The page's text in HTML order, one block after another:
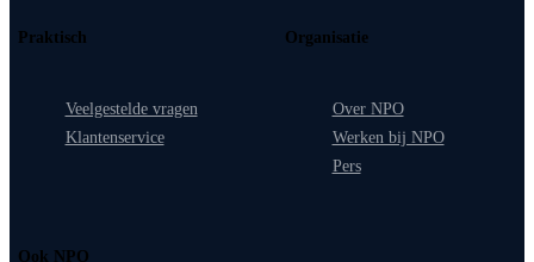
Praktisch
Veelgestelde vragen
Klantenservice
Organisatie
Over NPO
Werken bij NPO
Pers
Ook NPO